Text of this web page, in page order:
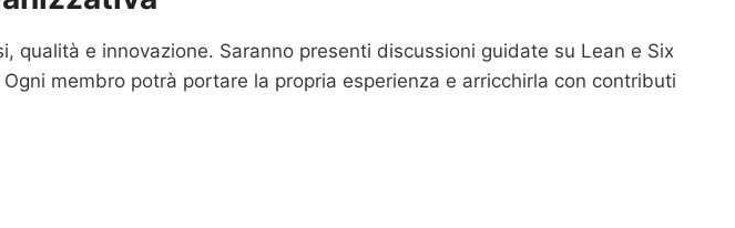
e innovazione. Saranno presenti discussioni guidate su Lean e Six
membro potrà portare la propria esperienza e arricchirla con contributi